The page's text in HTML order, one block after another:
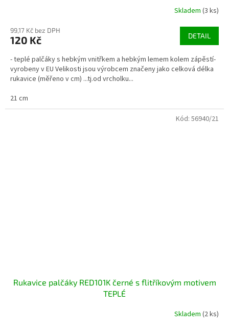
Skladem (3 ks)
99,17 Kč bez DPH
120 Kč DETAIL
- teplé palčáky s hebkým vnitřkem a hebkým lemem kolem zápěstí-
vyrobeny v EU Velikosti jsou výrobcem značeny jako celková délka
rukavice (měřeno v cm) ...tj.od vrcholku...
21 cm
Rukavice palčáky RED101K černé s flitříkovým motivem
TEPLÉ
Skladem (2 ks)
Kód: 56940/21